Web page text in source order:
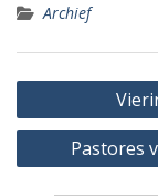
Archief
Bericht
navigatie
Pastores